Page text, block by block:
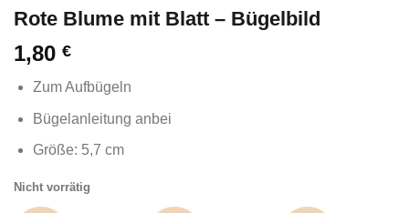
Rote Blume mit Blatt – Bügelbild
1,80 €
Zum Aufbügeln
Bügelanleitung anbei
Größe: 5,7 cm
Nicht vorrätig